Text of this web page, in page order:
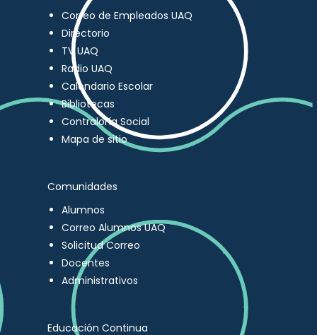
Correo de Empleados UAQ
Directorio
TV UAQ
Radio UAQ
Calendario Escolar
Bibliotecas
Contraloría Social
Mapa de sitio
Comunidades
Alumnos
Correo Alumnos UAQ
Solicitud Correo
Docentes
Administrativos
Educación Continua